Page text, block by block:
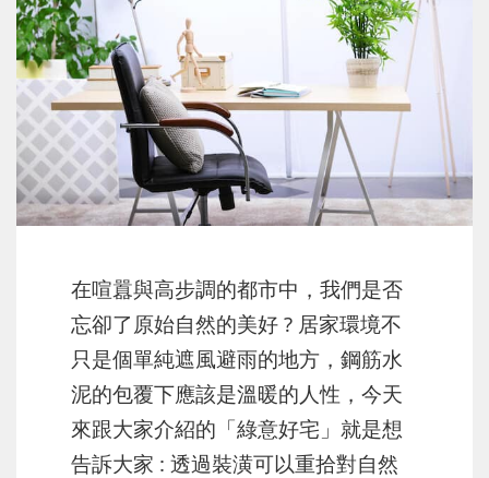
在喧囂與高步調的都市中，我們是否
忘卻了原始自然的美好 ? 居家環境不
只是個單純遮風避雨的地方，鋼筋水
泥的包覆下應該是溫暖的人性，今天
來跟大家介紹的「綠意好宅」就是想
告訴大家 : 透過裝潢可以重拾對自然